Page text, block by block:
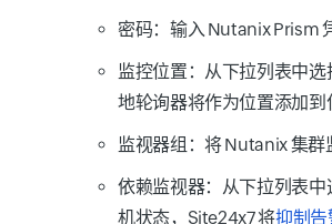
密码： 输入 Nutanix Prism
监控位置： 从下拉列表中
地轮询器将作为位置添加
监视器组：将 Nutanix 集群
依赖监视器： 从下拉列表中
机状态，Site24x7 将抑制告